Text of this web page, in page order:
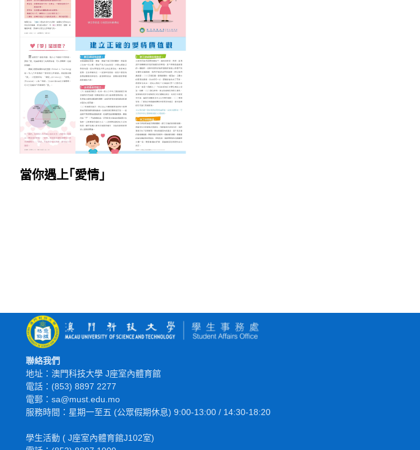
當你遇上｢愛情｣
聯絡我們
地址：澳門科技大學 J座室內體育館
電話：(853) 8897 2277
電郵：sa@must.edu.mo
服務時間：星期一至五 (公眾假期休息) 9:00-13:00 / 14:30-18:20
學生活動 ( J座室內體育館J102室)